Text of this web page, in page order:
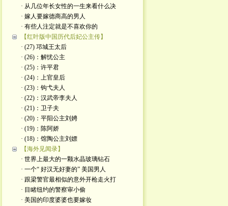
· 从几位年长女性的一生来看什么决
· 嫁人要嫁德商高的男人
· 有些人注定就是不喜欢你的
【红叶版中国历代后妃公主传】
· (27) 邛城王太后
· (26)：解忧公主
· (25)：许平君
· (24)：上官皇后
· (23)：钩弋夫人
· (22)：汉武帝李夫人
· (21)：卫子夫
· (20)：平阳公主刘娉
· (19)：陈阿娇
· (18)：馆陶公主刘嫖
【海外见闻录】
· 世界上最大的一颗水晶玻璃钻石
· 一个“ 好汉无好妻的” 美国男人
· 跟梁警官最相似的意外开枪走火打
· 目睹纽约的警察审小偷
· 美国的印度婆婆也要嫁妆